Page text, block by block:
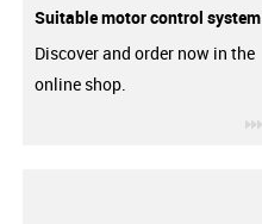
Suitable motor control system
Discover and order now in the
online shop.